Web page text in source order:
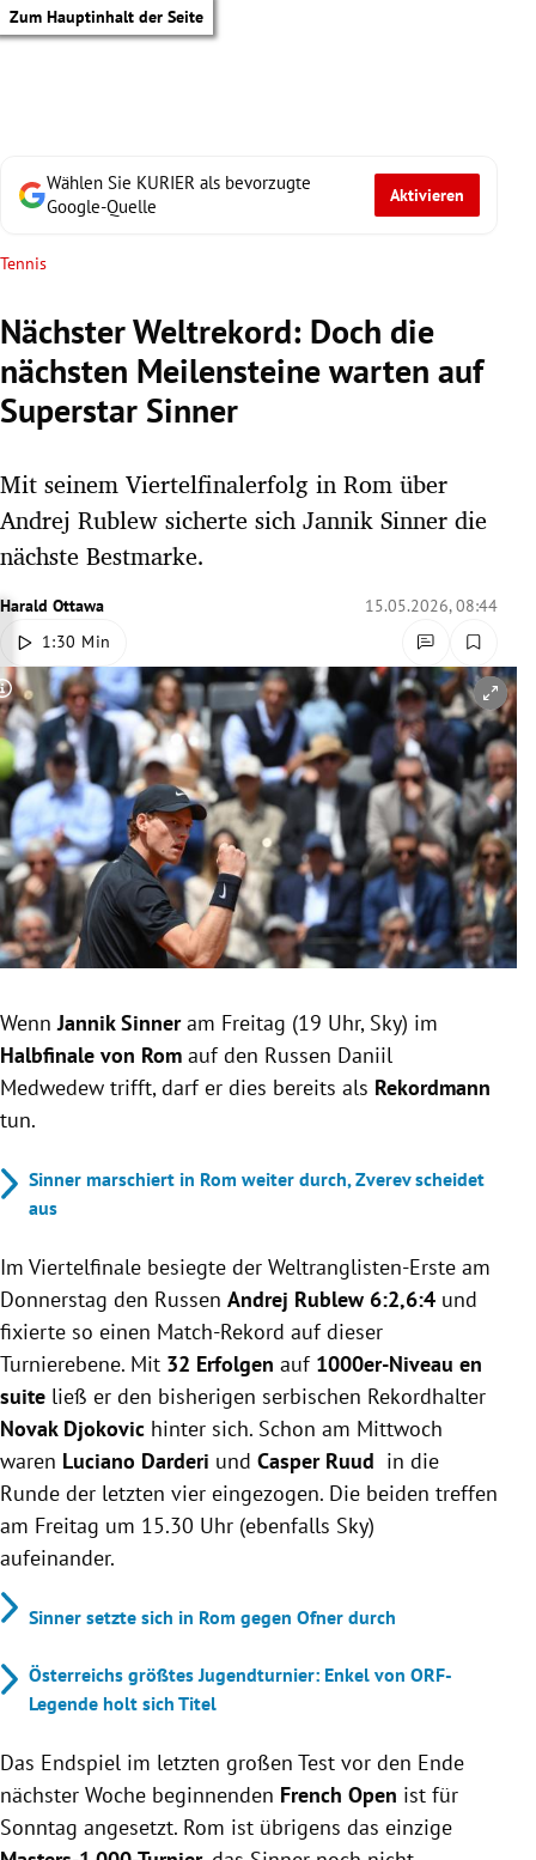
Zum Hauptinhalt der Seite
Untermenü
Untermenü
Untermenü
Untermenü
Untermenü
Untermenü
Untermenü
Untermenü
Untermenü
Wählen Sie KURIER als bevorzugte
Google-Quelle
Aktivieren
Tennis
Nächster Weltrekord: Doch die
nächsten Meilensteine warten auf
Superstar Sinner
Mit seinem Viertelfinalerfolg in Rom über
Andrej Rublew sicherte sich Jannik Sinner die
nächste Bestmarke.
Harald Ottawa
15.05.2026, 08:44
1:30 Min
Copyright-Hinweis öffnen/schließen
WennJannik Sinneram Freitag (19 Uhr, Sky) im
Halbfinale von Rom auf den Russen Daniil
Medwedew trifft, darf er dies bereits als Rekordmann
tun.
Sinner marschiert in Rom weiter durch, Zverev scheidet
aus
Im Viertelfinale besiegte der Weltranglisten-Erste am
Donnerstag den Russen Andrej Rublew 6:2,6:4 und
fixierte so einen Match-Rekord auf dieser
Turnierebene. Mit 32 Erfolgen auf 1000er-Niveau en
suite ließ er den bisherigen serbischen Rekordhalter
Novak Djokovic hinter sich. Schon am Mittwoch
waren Luciano Darderi und Casper Ruud in die
Runde der letzten vier eingezogen. Die beiden treffen
am Freitag um 15.30 Uhr (ebenfalls Sky)
aufeinander.
Sinner setzte sich in Rom gegen Ofner durch
Österreichs größtes Jugendturnier: Enkel von ORF-
Legende holt sich Titel
Das Endspiel im letzten großen Test vor den Ende
nächster Woche beginnenden French Open ist für
Sonntag angesetzt. Rom ist übrigens das einzige